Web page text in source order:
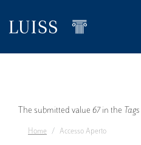
contenuto
Messaggio
di
The submitted value 67 in the Tags
Home Accesso Aperto